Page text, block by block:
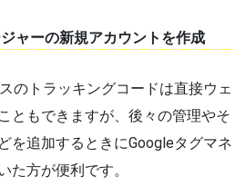
ャーの新規アカウントを作成
のトラッキングコードは直接ウェ
ともできますが、後々の管理やそ
を追加するときにGoogleタグマネ
た方が便利です。